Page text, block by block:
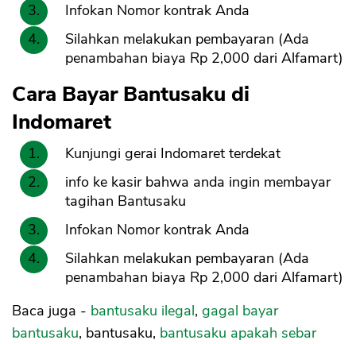
Infokan Nomor kontrak Anda
Silahkan melakukan pembayaran (Ada
penambahan biaya Rp 2,000 dari Alfamart)
Cara Bayar Bantusaku di
Indomaret
Kunjungi gerai Indomaret terdekat
info ke kasir bahwa anda ingin membayar
tagihan Bantusaku
Infokan Nomor kontrak Anda
Silahkan melakukan pembayaran (Ada
penambahan biaya Rp 2,000 dari Alfamart)
Baca juga - bantusaku ilegal, gagal bayar
bantusaku, bantusaku, bantusaku apakah sebar